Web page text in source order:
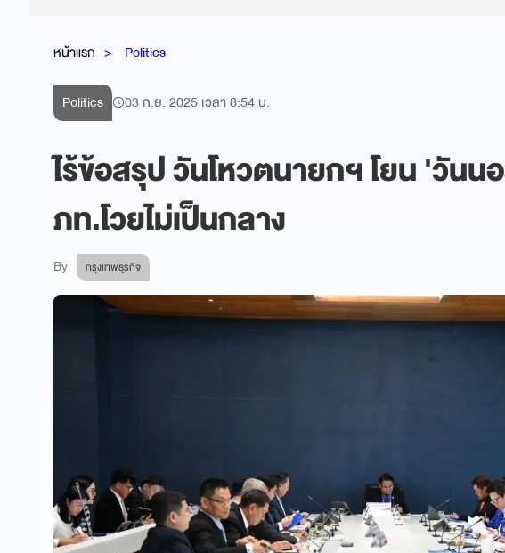
หน้าแรก Politics
Politics 03 ก.ย. 2025 เวลา 8:54 น.
ไร้ข้อสรุป วันโหวตนายกฯ โยน 'วันน
ภท.โวยไม่เป็นกลาง
By กรุงเทพธุรกิจ